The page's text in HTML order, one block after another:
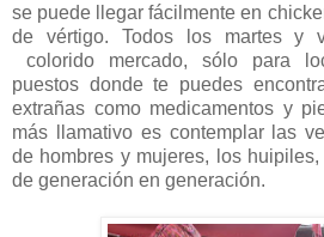
se puede llegar fácilmente en
de vértigo. Todos los martes y
colorido mercado, sólo para
puestos donde te puedes
extrañas como medicamentos y
más llamativo es contemplar las
de hombres y mujeres, los
de generación en generación.